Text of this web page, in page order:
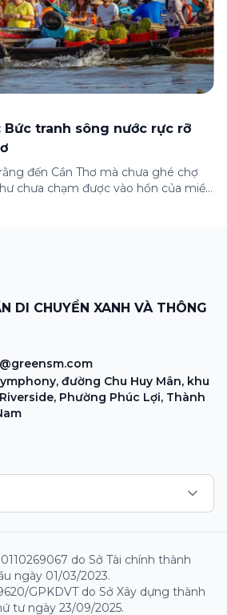
Bức tranh sông nước rực rỡ
đến Cần Thơ mà chưa ghé chợ
chưa chạm được vào hồn của miền
DI CHUYỂN XANH VÀ THÔNG
đường Chu Huy Mân, khu
Phường Phúc Lợi, Thành
do Sở Tài chính thành
ngày 01/03/2023.
GPKDVT do Sở Xây dựng thành
tư ngày 23/09/2025.